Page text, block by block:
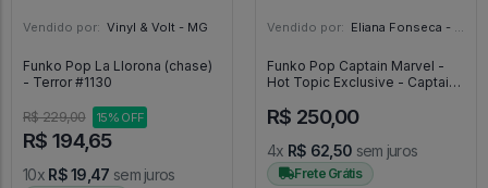
Vendido por: Vinyl & Volt - MG
Funko Pop La Llorona (chase)
- Terror #1130
R$ 229,00 15% OFF
R$ 194,65
10x R$ 19,47 sem juros
Vendido por: Eliana Fonseca - SP
Funko Pop Captain Marvel -
Hot Topic Exclusive - Captain
#435
R$ 250,00
4x R$ 62,50 sem juros
Frete Grátis